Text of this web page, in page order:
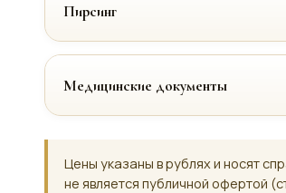
Пирсинг
Медицинские документы
Цены указаны в рублях и носят
не является публичной офертой